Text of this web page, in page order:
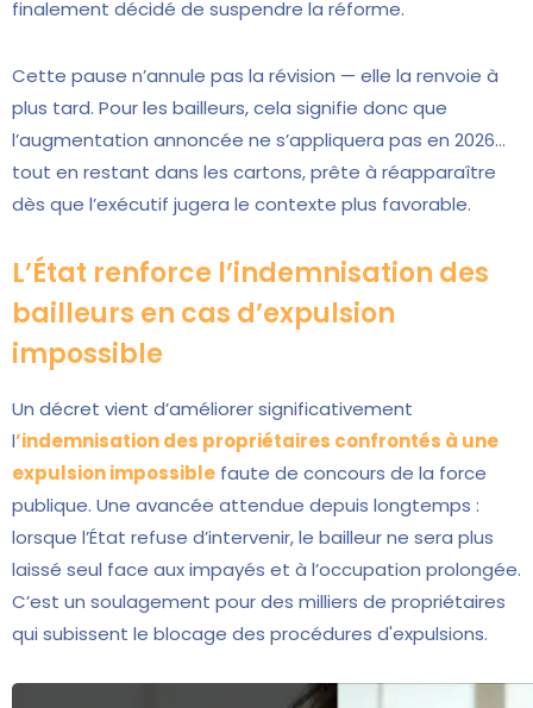
finalement décidé de suspendre la réforme.
Cette pause n’annule pas la révision — elle la renvoie à
plus tard. Pour les bailleurs, cela signifie donc que
l’augmentation annoncée ne s’appliquera pas en 2026…
tout en restant dans les cartons, prête à réapparaître
dès que l’exécutif jugera le contexte plus favorable.
L’État renforce l’indemnisation des
bailleurs en cas d’expulsion
impossible
Un décret vient d’améliorer significativement
l’indemnisation des propriétaires confrontés à une
expulsion impossiblefaute de concours de la force
publique. Une avancée attendue depuis longtemps :
lorsque l’État refuse d’intervenir, le bailleur ne sera plus
laissé seul face aux impayés et à l’occupation prolongée.
C’est un soulagement pour des milliers de propriétaires
qui subissent le blocage des procédures d'expulsions.